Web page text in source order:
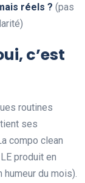
réels ? (pas
c’est
routines
tient ses
compo clean
produit en
du mois).